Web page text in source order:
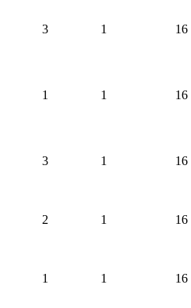
3 1 16
1 1 16
3 1 16
2 1 16
1 1 16